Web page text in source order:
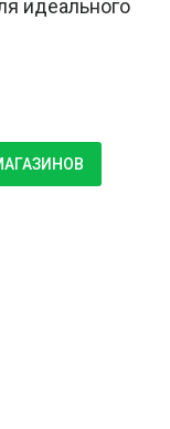
идеального